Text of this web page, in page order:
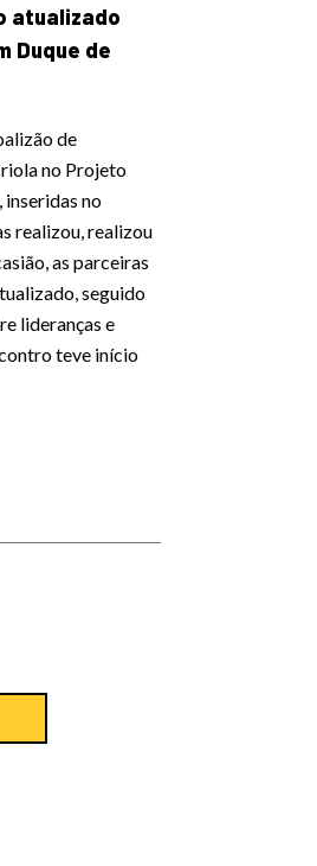
atualizado
Duque de
de
no Projeto
inseridas no
realizou, realizou
as parceiras
seguido
lideranças e
teve início